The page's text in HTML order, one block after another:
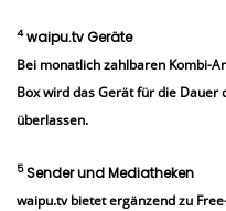
4waipu.tv Geräte
Bei monatlich zahlbaren Kombi-
Box wird das Gerät für die
überlassen.
5Sender und Mediatheken
waipu.tv bietet ergänzend zu